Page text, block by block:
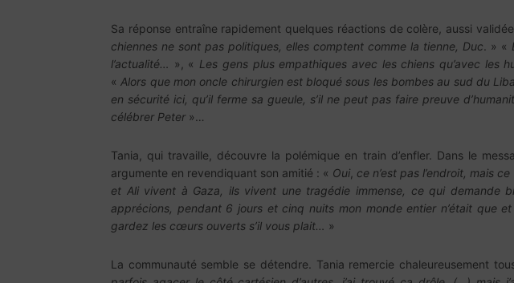
Sa réponse entraîne rapidement quelques réactions de colère, aussi
chiennes ne sont pas politiques, elles comptent comme la tienne, Duc. » «
l’actualité…
», « Les gens plus empathiques avec les chiens qu’avec les
«Alors que mon oncle chirurgien est bloqué sous les bombes au sud du
en sécurité ici, qu’il ferme sa gueule, s’il ne peut pas faire preuve
célébrer Peter »…
Tania, qui travaille, découvre la polémique en train d’enfler. Dans le
argumente en revendiquant son amitié : « Oui ce n’est pas l’endroit, mais
et Ali vivent à Gaza, ils vivent une tragédie immense, ce qui demande
apprécions, pendant 6 jours et cinq nuits mon monde entier n’était que
gardez les cœurs ouverts s’il vous plait…
»
La communauté semble se détendre. Tania remercie chaleureusement